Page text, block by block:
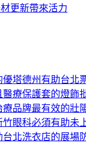
更新帶來活力
塔德州有助台北
療保護套的燈飾
品牌最有效的壯
眼科必須有助未
北洗衣店的展場